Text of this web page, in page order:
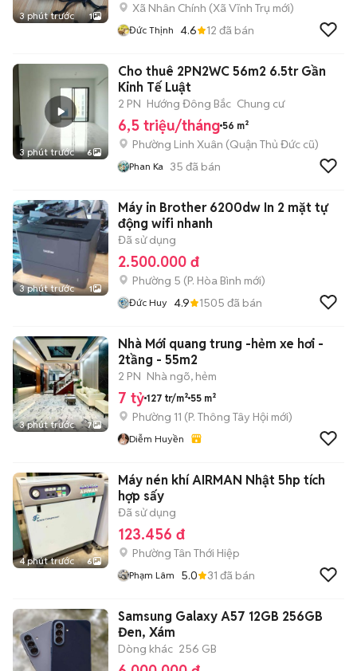
3 phút trước 1
Xã Nhân Chính (Xã Vĩnh Trụ mới)
Đức Thịnh 4.6 12 đã bán
3 phút trước 6
Cho thuê 2PN2WC 56m2 6.5tr Gần
Kinh Tế Luật
2 PN Hướng Đông Bắc Chung cư
6,5 triệu/tháng 56 m²
Phường Linh Xuân (Quận Thủ Đức cũ)
Phan Ka 35 đã bán
3 phút trước 1
Máy in Brother 6200dw In 2 mặt tự
động wifi nhanh
Đã sử dụng
2.500.000 đ
Phường 5 (P. Hòa Bình mới)
Đức Huy 4.9 1505 đã bán
3 phút trước 7
Nhà Mới quang trung -hẻm xe hơi -
2tầng - 55m2
2 PN Nhà ngõ, hẻm
7 tỷ 127 tr/m² 55 m²
Phường 11 (P. Thông Tây Hội mới)
Diễm Huyền
4 phút trước 6
Máy nén khí AIRMAN Nhật 5hp tích
hợp sấy
Đã sử dụng
123.456 đ
Phường Tân Thới Hiệp
Phạm Lâm 5.0 31 đã bán
Samsung Galaxy A57 12GB 256GB
Đen, Xám
Dòng khác 256 GB